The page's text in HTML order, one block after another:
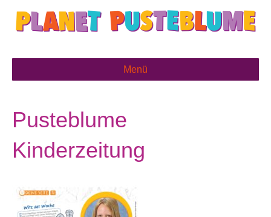
Menü
Pusteblume
Kinderzeitung